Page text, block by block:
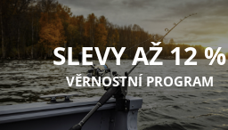
SLEVY AŽ 12 %
VĚRNOSTNÍ PROGRAM